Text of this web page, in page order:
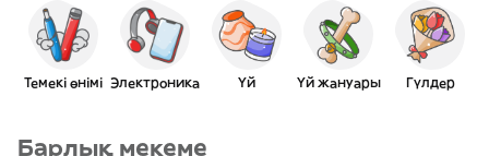
Темекі өнімі Электроника Үй Үй жануары Гүлдер
Барлық мекеме